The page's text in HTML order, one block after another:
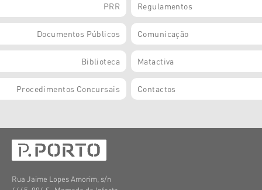
PRR Regulamentos
Documentos Públicos Comunicação
Biblioteca Matactiva
Procedimentos Concursais Contactos
Rua Jaime Lopes Amorim, s/n